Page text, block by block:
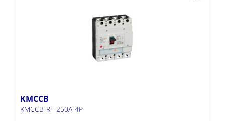
KMCCB
KMCCB-RT-250A-4P